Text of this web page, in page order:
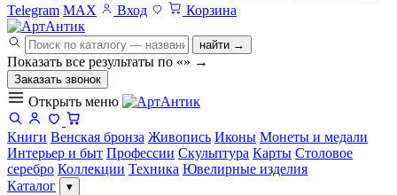
Telegram MAX Вход Корзина
найти →
Показать все результаты по «» →
Заказать звонок
Открыть меню
Книги Венская бронза Живопись Иконы Монеты и медали
Интерьер и быт Профессии Скульптура Карты Столовое
серебро Коллекции Техника Ювелирные изделия
Каталог
▾